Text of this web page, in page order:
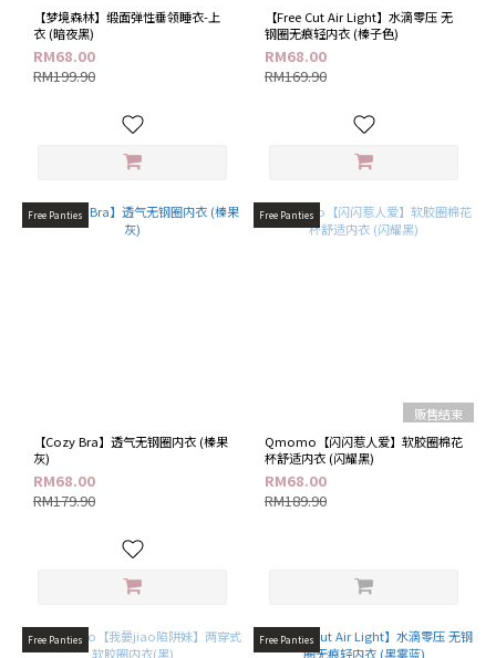
钢
圈
(4)
软
式
面
(6)
价格
(RM)
【梦境森林】缎面弹性垂领睡衣-上
衣 (暗夜黑)
RM68.00
RM199.90
【Free Cut Air Light】水滴零压 无
钢圈无痕轻内衣 (榛子色)
RM68.00
RM169.90
Free Panties
【Cozy Bra】透气无钢圈内衣 (榛果
灰)
RM68.00
RM179.90
Free Panties
贩售结束
Qmomo【闪闪惹人爱】软胶圈棉花
杯舒适内衣 (闪耀黑)
RM68.00
RM189.90
Free Panties Free Panties